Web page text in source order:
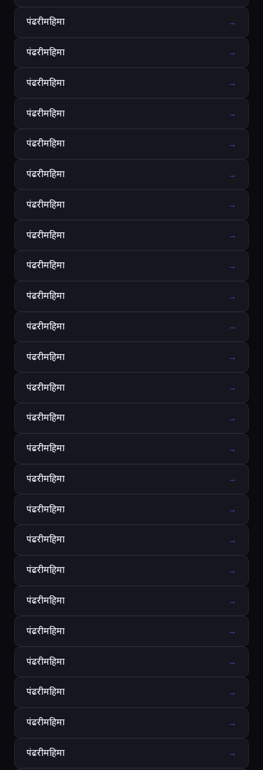
पंढरीमहिमा →
पंढरीमहिमा →
पंढरीमहिमा →
पंढरीमहिमा →
पंढरीमहिमा →
पंढरीमहिमा →
पंढरीमहिमा →
पंढरीमहिमा →
पंढरीमहिमा →
पंढरीमहिमा →
पंढरीमहिमा →
पंढरीमहिमा →
पंढरीमहिमा →
पंढरीमहिमा →
पंढरीमहिमा →
पंढरीमहिमा →
पंढरीमहिमा →
पंढरीमहिमा →
पंढरीमहिमा →
पंढरीमहिमा →
पंढरीमहिमा →
पंढरीमहिमा →
पंढरीमहिमा →
पंढरीमहिमा →
पंढरीमहिमा →